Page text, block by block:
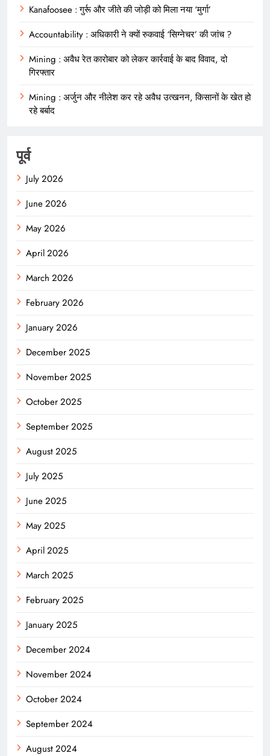
Kanafoosee : गुर्रू और जीते की जोड़ी को मिला नया ‘मुर्गा’
Accountability : अधिकारी ने क्यों रुकवाई ‘सिग्नेचर’ की जांच ?
Mining : अवैध रेत कारोबार को लेकर कार्रवाई के बाद विवाद, दो
गिरफ्तार
Mining : अर्जुन और नीलेश कर रहे अवैध उत्खनन, किसानों के खेत हो
रहे बर्बाद
पूर्व
July 2026
June 2026
May 2026
April 2026
March 2026
February 2026
January 2026
December 2025
November 2025
October 2025
September 2025
August 2025
July 2025
June 2025
May 2025
April 2025
March 2025
February 2025
January 2025
December 2024
November 2024
October 2024
September 2024
August 2024